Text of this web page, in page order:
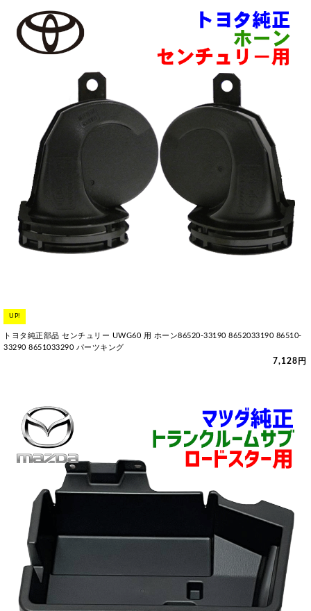
UP!
トヨタ純正部品 センチュリー UWG60 用 ホーン86520-33190 8652033190 86510-
33290 8651033290 パーツキング
7,128円